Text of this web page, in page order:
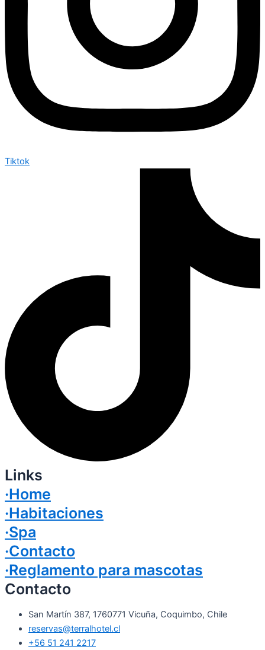
Tiktok
Links
·Home
·Habitaciones
·Spa
·Contacto
·Reglamento para mascotas
Contacto
San Martín 387, 1760771 Vicuña, Coquimbo, Chile
reservas@terralhotel.cl
+56 51 241 2217